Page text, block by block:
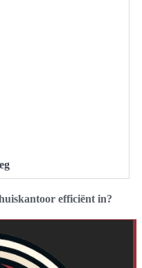
efficiënt in?